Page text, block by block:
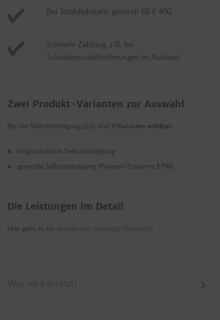
Bei Totaldiebstahl: generell SB € 400,-
Schnelle Zahlung, z.B. bei
Schadenersatzforderungen im Ausland
Zwei Produkt-Varianten zur Auswahl
Bei der Selbstbeteiligung (SB) sind 2 Varianten wählbar:
eingeschränkte Selbstbeteiligung
generelle Selbstbeteiligung (Prämien-Ersparnis 17%!)
Die Leistungen im Detail
Hier geht es zur detaillierten Leistungs-Übersicht.
Was wird ersetzt?